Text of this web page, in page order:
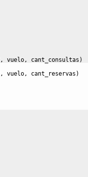
, vuelo , cant_consultas )
, vuelo , cant_reservas )